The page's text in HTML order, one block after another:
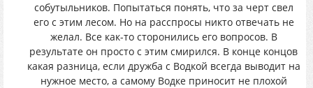
собутыльников. Попытаться понять, что за черт свел
его с этим лесом. Но на расспросы никто отвечать не
желал. Все как-то сторонились его вопросов. В
результате он просто с этим смирился. В конце концов
какая разница, если дружба с Водкой всегда выводит на
нужное место, а самому Водке приносит не плохой